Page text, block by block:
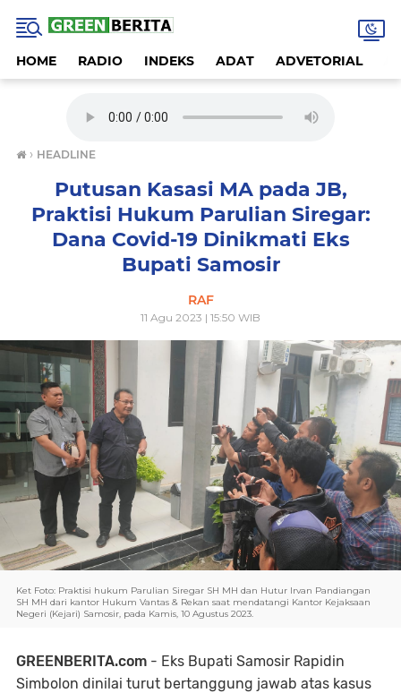
HOME RADIO INDEKS ADAT ADVETORIAL
› HEADLINE
Putusan Kasasi MA pada JB,
Praktisi Hukum Parulian Siregar:
Dana Covid-19 Dinikmati Eks
Bupati Samosir
RAF
11 Agu 2023 | 15:50 WIB
Ket Foto: Praktisi hukum Parulian Siregar SH MH dan Hutur Irvan Pandiangan
SH MH dari kantor Hukum Vantas & Rekan saat mendatangi Kantor Kejaksaan
Negeri (Kejari) Samosir, pada Kamis, 10 Agustus 2023.
GREENBERITA.com - Eks Bupati Samosir Rapidin
Simbolon dinilai turut bertanggung jawab atas kasus